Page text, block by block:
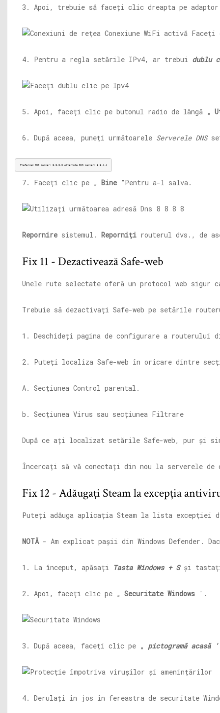
3. Apoi, trebuie să faceți clic dreapta pe
4. Pentru a regla setările IPv4, ar trebui dublu
5. Apoi, faceți clic pe butonul radio de lângă „
6. După aceea, puneți următoarele Serverele DNS
Preferred DNS server: 8.8.8.8 Alternate DNS server: 8.8.4.4
7. Faceți clic pe „ Bine ”Pentru a-l salva.
Repornire sistemul. Reporniți routerul dvs., de
Fix 11 - Dezactivează Safe-web
Unele rute selectate oferă un protocol web sigur
Trebuie să dezactivați Safe-web pe setările
1. Deschideți pagina de configurare a
2. Puteți localiza Safe-web în oricare dintre
A. Secțiunea Control parental.
b. Secțiunea Virus sau secțiunea Filtrare
După ce ați localizat setările Safe-web, pur și
Încercați să vă conectați din nou la serverele de
Fix 12 - Adăugați Steam la excepția
Puteți adăuga aplicația Steam la lista excepției
NOTĂ- Am explicat pașii din Windows Defender.
1. La început, apăsați Tasta Windows + S și
2. Apoi, faceți clic pe „ Securitate Windows '.
3. După aceea, faceți clic pe „ pictogramă acasă '
4. Derulați în jos în fereastra de securitate